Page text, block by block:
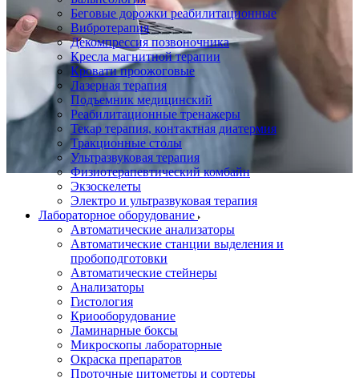
Беговые дорожки реабилитационные
Вибротерапия
Декомпрессия позвоночника
Кресла магнитной терапии
Кровати проожоговые
Лазерная терапия
Подъемник медицинский
Реабилитационные тренажеры
Текар терапия, контактная диатермия
Тракционные столы
Ультразвуковая терапия
Физиотерапевтический комбайн
Экзоскелеты
Электро и ультразвуковая терапия
Лабораторное оборудование
Автоматические анализаторы
Автоматические станции выделения и
пробоподготовки
Автоматические стейнеры
Анализаторы
Гистология
Криооборудование
Ламинарные боксы
Микроскопы лабораторные
Окраска препаратов
Проточные цитометры и сортеры